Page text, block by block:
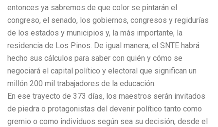
entonces ya sabremos de que color se pintarán el
congreso, el senado, los gobiernos, congresos y regidurías
de los estados y municipios y, la más importante, la
residencia de Los Pinos. De igual manera, el SNTE habrá
hecho sus cálculos para saber con quién y cómo se
negociará el capital político y electoral que significan un
millón 200 mil trabajadores de la educación.
En ese trayecto de 373 días, los maestros serán invitados
de piedra o protagonistas del devenir político tanto como
gremio o como individuos según sea su decisión, desde el